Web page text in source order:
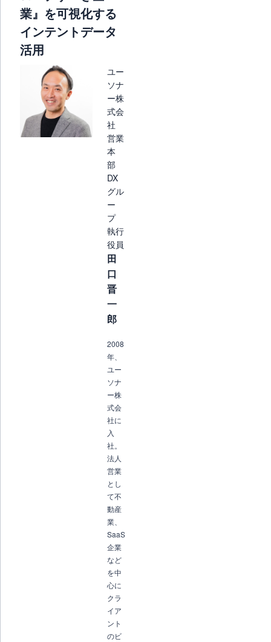
業』を可視化する
インテントデータ
活用
ユー
ソナ
ー株
式会
社
営業
本
部
DX
グル
ー
プ
執行
役員
田
口
晋
一
郎
2008
年、
ユー
ソナ
ー株
式会
社に
入
社。
法人
営業
とし
て不
動産
業、
SaaS
企業
など
を中
心に
クラ
イア
ント
のビ